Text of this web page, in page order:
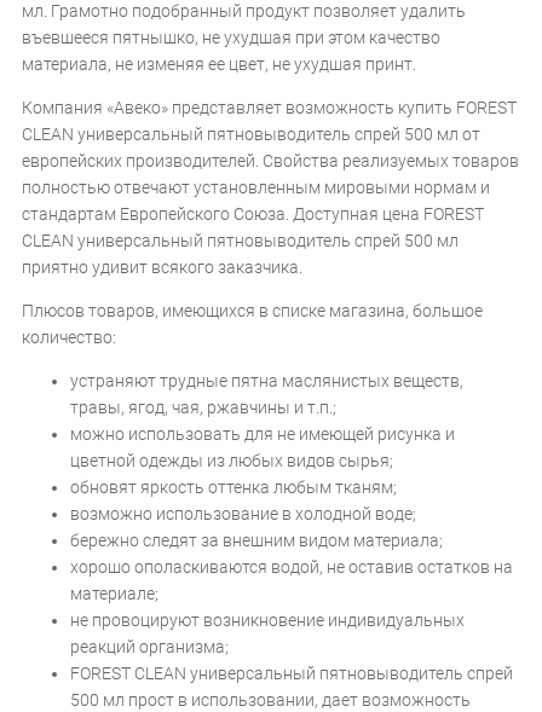
мл. Грамотно подобранный продукт позволяет удалить
въевшееся пятнышко, не ухудшая при этом качество
материала, не изменяя ее цвет, не ухудшая принт.
Компания «Авеко» представляет возможность купить FOREST
CLEAN универсальный пятновыводитель спрей 500 мл от
европейских производителей. Свойства реализуемых товаров
полностью отвечают установленным мировыми нормам и
стандартам Европейского Союза. Доступная цена FOREST
CLEAN универсальный пятновыводитель спрей 500 мл
приятно удивит всякого заказчика.
Плюсов товаров, имеющихся в списке магазина, большое
количество:
устраняют трудные пятна маслянистых веществ,
травы, ягод, чая, ржавчины и т.п.;
можно использовать для не имеющей рисунка и
цветной одежды из любых видов сырья;
обновят яркость оттенка любым тканям;
возможно использование в холодной воде;
бережно следят за внешним видом материала;
хорошо ополаскиваются водой, не оставив остатков на
материале;
не провоцируют возникновение индивидуальных
реакций организма;
FOREST CLEAN универсальный пятновыводитель спрей
500 мл прост в использовании, дает возможность